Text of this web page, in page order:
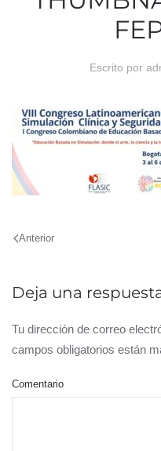
Escrito por
Anterior
Deja una
Tu dirección de correo
campos obligatorios están
Comentario